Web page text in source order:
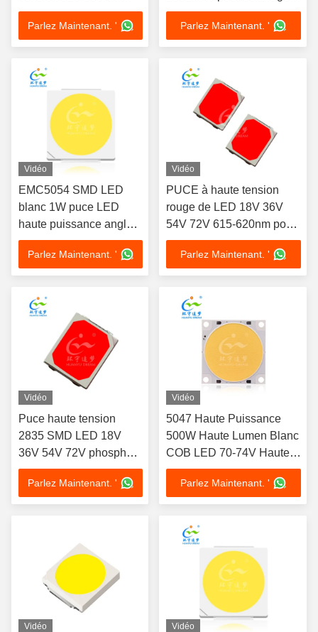
Haut Lumen
Parlez Maintenant. '
extérieur
Parlez Maintenant. '
Vidéo
EMC5054 SMD LED
blanc 1W puce LED
haute puissance angle
de vue de 120 degrés
Parlez Maintenant. '
Vidéo
PUCE à haute tension
rouge de LED 18V 36V
54V 72V 615-620nm pour
l'éclairage futé
Parlez Maintenant. '
Vidéo
Puce haute tension
2835 SMD LED 18V
36V 54V 72V phosphore
rouge
Parlez Maintenant. '
Vidéo
5047 Haute Puissance
500W Haute Lumen Blanc
COB LED 70-74V Haute
CRI97 Puce LED
Parlez Maintenant. '
Vidéo Vidéo